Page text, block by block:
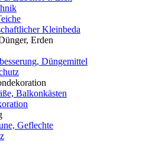
Kleinbeda
Erden
Düngemittel
Balkonkästen
Geflechte